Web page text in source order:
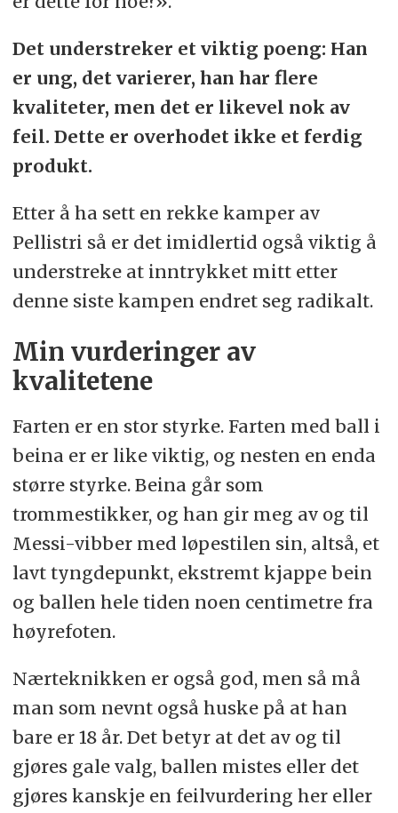
Det understreker et viktig poeng: Han
er ung, det varierer, han har flere
kvaliteter, men det er likevel nok av
feil. Dette er overhodet ikke et ferdig
produkt.
Etter å ha sett en rekke kamper av
Pellistri så er det imidlertid også viktig å
understreke at inntrykket mitt etter
denne siste kampen endret seg radikalt.
Min vurderinger av
kvalitetene
Farten er en stor styrke. Farten med ball i
beina er er like viktig, og nesten en enda
større styrke. Beina går som
trommestikker, og han gir meg av og til
Messi-vibber med løpestilen sin, altså, et
lavt tyngdepunkt, ekstremt kjappe bein
og ballen hele tiden noen centimetre fra
høyrefoten.
Nærteknikken er også god, men så må
man som nevnt også huske på at han
bare er 18 år. Det betyr at det av og til
gjøres gale valg, ballen mistes eller det
gjøres kanskje en feilvurdering her eller